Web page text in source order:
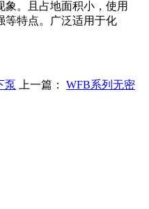
。且占地面积小，使用
等特点。广泛适用于化
泵 上一篇： WFB系列无密